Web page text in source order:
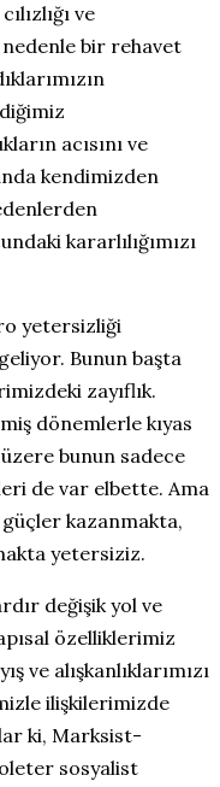
ve
bir rehavet
acısını ve
kendimizden
kararlılığımızı
yetersizliği
Bunun başta
zayıflık.
dönemlerle kıyas
bunun sadece
de var elbette. Ama
kazanmakta,
yetersiziz.
değişik yol ve
özelliklerimiz
ve alışkanlıklarımızı
ilişkilerimizde
ki, Marksist-
sosyalist